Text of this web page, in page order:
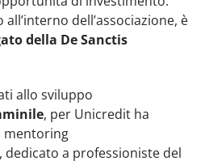
dell’associazione, è
della De Sanctis
allo sviluppo
, per Unicredit ha
mentoring
, dedicato a professioniste del